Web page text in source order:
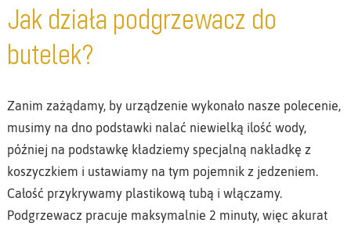
Jak działa podgrzewacz do
butelek?
Zanim zażądamy, by urządzenie wykonało nasze polecenie,
musimy na dno podstawki nalać niewielką ilość wody,
później na podstawkę kładziemy specjalną nakładkę z
koszyczkiem i ustawiamy na tym pojemnik z jedzeniem.
Całość przykrywamy plastikową tubą i włączamy.
Podgrzewacz pracuje maksymalnie 2 minuty, więc akurat